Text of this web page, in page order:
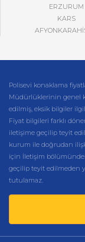
ERZURUM
KARS
Polisevi konaklama
Müdürlüklerinin genel
edilmiş, eksik bilgiler
Fiyat bilgileri farklı
iletişime geçilip teyit
kurum ile doğrudan
için İletişim
geçilip teyit edilmeden
tutulamaz.